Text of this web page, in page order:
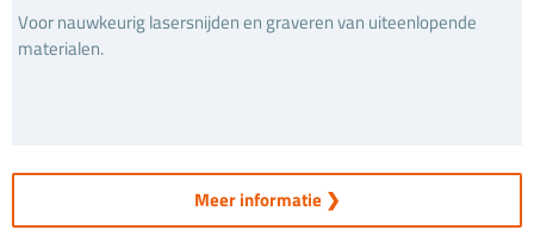
Voor nauwkeurig lasersnijden en graveren van uiteenlopende
materialen.
Meer informatie ❯